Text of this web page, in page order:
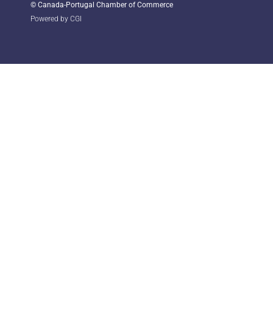
Powered by CGI
© Canada-Portugal Chamber of Commerce